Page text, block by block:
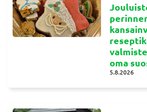
oma
5.8.2026